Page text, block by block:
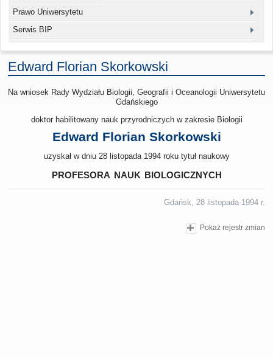
Prawo Uniwersytetu
Serwis BIP
Edward Florian Skorkowski
Na wniosek Rady Wydziału Biologii, Geografii i Oceanologii Uniwersytetu
Gdańskiego
doktor habilitowany nauk przyrodniczych w zakresie Biologii
Edward Florian Skorkowski
uzyskał w dniu 28 listopada 1994 roku tytuł naukowy
profesora nauk biologicznych
Gdańsk, 28 listopada 1994 r.
Pokaż rejestr zmian